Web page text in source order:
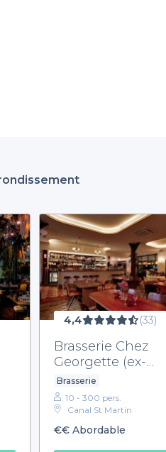
4,4 (33)
Brasserie Chez
Georgette (ex-
Bonjour Bichat)
Brasserie
10 - 300 pers.
Canal St Martin
€€ Abordable